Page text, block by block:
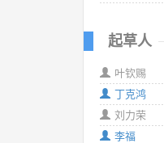
起草人
叶钦赐
丁克鸿
刘力荣
李福